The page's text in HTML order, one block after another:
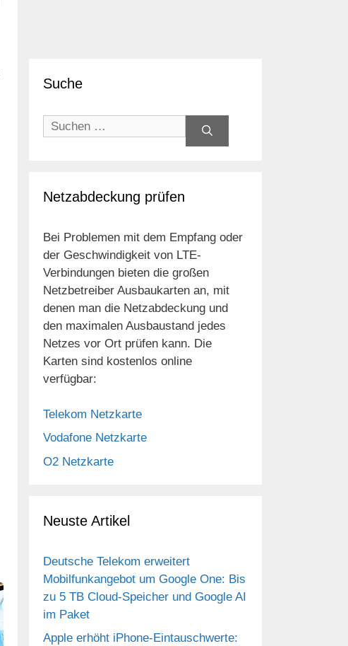
Suche
Suchen
nach:
Netzabdeckung prüfen
Bei Problemen mit dem Empfang oder
der Geschwindigkeit von LTE-
Verbindungen bieten die großen
Netzbetreiber Ausbaukarten an, mit
denen man die Netzabdeckung und
den maximalen Ausbaustand jedes
Netzes vor Ort prüfen kann. Die
Karten sind kostenlos online
verfügbar:
Telekom Netzkarte
Vodafone Netzkarte
O2 Netzkarte
Neuste Artikel
Deutsche Telekom erweitert
Mobilfunkangebot um Google One: Bis
zu 5 TB Cloud-Speicher und Google AI
im Paket
Apple erhöht iPhone-Eintauschwerte: